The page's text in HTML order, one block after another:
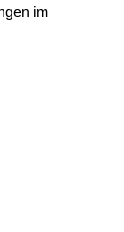
im